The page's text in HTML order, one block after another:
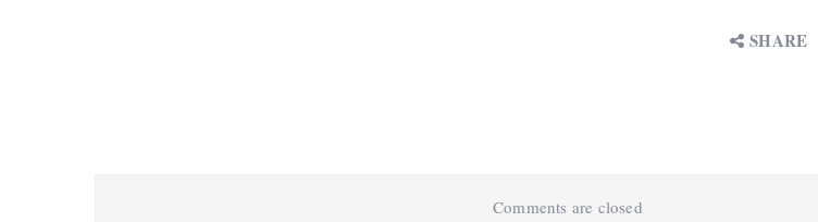
SHARE
Comments are closed